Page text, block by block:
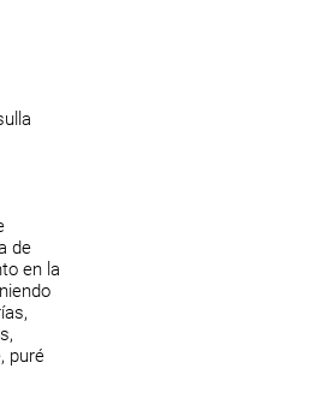
de
en la
puré